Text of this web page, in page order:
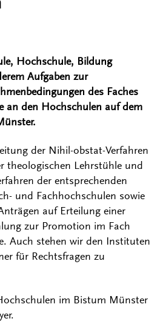
Hochschule, Bildung
Aufgaben zur
des Faches
an den Hochschulen auf dem
der Nihil-obstat-Verfahren
theologischen Lehrstühle und
der entsprechenden
und Fachhochschulen sowie
auf Erteilung einer
zur Promotion im Fach
Auch stehen wir den Instituten
für Rechtsfragen zu
im Bistum Münster